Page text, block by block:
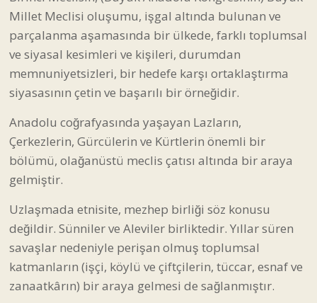
Millet Meclisi oluşumu, işgal altında bulunan ve
parçalanma aşamasında bir ülkede, farklı toplumsal
ve siyasal kesimleri ve kişileri, durumdan
memnuniyetsizleri, bir hedefe karşı ortaklaştırma
siyasasının çetin ve başarılı bir örneğidir.
Anadolu coğrafyasında yaşayan Lazların,
Çerkezlerin, Gürcülerin ve Kürtlerin önemli bir
bölümü, olağanüstü meclis çatısı altında bir araya
gelmiştir.
Uzlaşmada etnisite, mezhep birliği söz konusu
değildir. Sünniler ve Aleviler birliktedir. Yıllar süren
savaşlar nedeniyle perişan olmuş toplumsal
katmanların (işçi, köylü ve çiftçilerin, tüccar, esnaf ve
zanaatkârın) bir araya gelmesi de sağlanmıştır.